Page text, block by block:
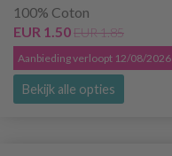
100% Coton
EUR 1.50EUR 1.85
Aanbieding verloopt 12/08/2026
Bekijk alle opties